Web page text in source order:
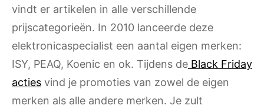
vindt er artikelen in alle verschillende
prijscategorieën. In 2010 lanceerde deze
elektronicaspecialist een aantal eigen merken:
ISY, PEAQ, Koenic en ok. Tijdens de Black Friday
acties vind je promoties van zowel de eigen
merken als alle andere merken. Je zult